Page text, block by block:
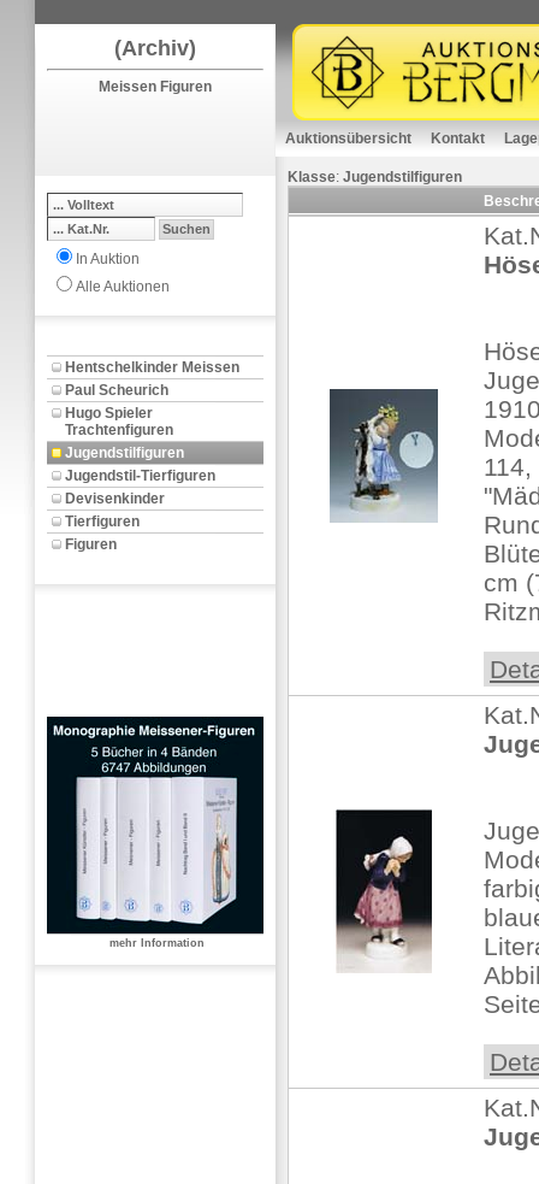
(Archiv)
Meissen Figuren
In Auktion
Alle Auktionen
Hentschelkinder Meissen
Paul Scheurich
Hugo Spieler
Trachtenfiguren
Jugendstilfiguren
Jugendstil-Tierfiguren
Devisenkinder
Tierfiguren
Figuren
mehr Information
Auktionsübersicht Kontakt
Klasse: Jugendstilfiguren
114,
cm